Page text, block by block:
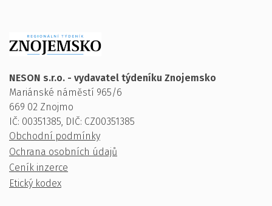
NESON s.r.o. - vydavatel týdeníku Znojemsko
Mariánské náměstí 965/6
669 02 Znojmo
IČ: 00351385, DIČ: CZ00351385
Obchodní podmínky
Ochrana osobních údajů
Ceník inzerce
Etický kodex